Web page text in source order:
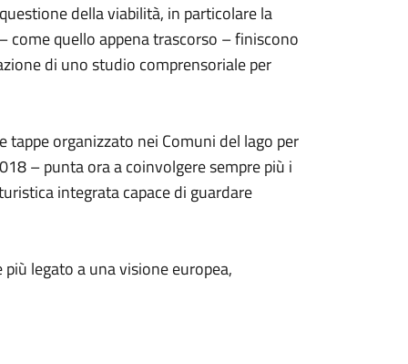
della viabilità, in particolare la
come quello appena trascorso – finiscono
di uno studio comprensoriale per
organizzato nei Comuni del lago per
– punta ora a coinvolgere sempre più i
integrata capace di guardare
legato a una visione europea,